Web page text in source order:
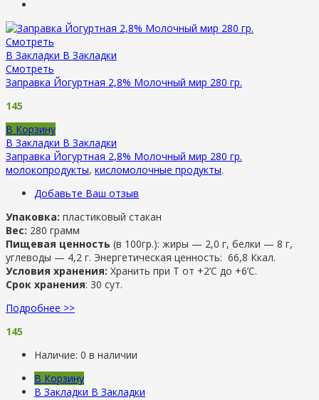
Смотреть
В Закладки В Закладки
Смотреть
Заправка Йогуртная 2,8% Молочный мир 280 гр.
145
В Корзину
В Закладки В Закладки
Заправка Йогуртная 2,8% Молочный мир 280 гр.
молокопродукты, кисломолочные продукты.
Добавьте Ваш отзыв
Упаковка: пластиковый стакан
Вес: 280 грамм
Пищевая ценность (в 100гр.): жиры — 2,0 г, белки — 8 г,
углеводы — 4,2 г. Энергетическая ценность: 66,8 Ккал.
Условия хранения: Хранить при Т от +2’С до +6’C.
Срок хранения: 30 сут.
Подробнее >>
145
Наличие: 0 в наличии
В Корзину
В Закладки В Закладки